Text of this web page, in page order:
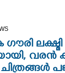
ലക്ഷ്മി
വരൻ